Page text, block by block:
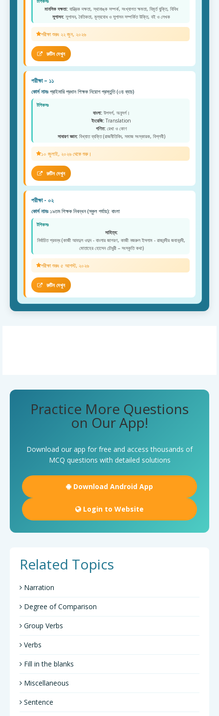
মানসিক দক্ষতা: যান্ত্রিক দক্ষতা, স্থানাঙ্ক সম্পর্ক, সংখ্যাগত ক্ষমতা, বিমূর্ত যুক্তি, বিবিধ
সুশাসন: সুশাসন, নৈতিকতা, মূল্যবোধ ও সুশাসন সম্পর্কিত উক্তি, বই ও লেখক
পরীক্ষা শুরুঃ ২২ জুন, ২০২৬
রুটিন দেখুন
পরীক্ষা – ১১
কোর্স নামঃ প্রাইমারি প্রধান শিক্ষক নিয়োগ প্রস্তুতি (৩য় ব্যাচ)
টপিকসঃ
বাংলা:উপসর্গ, অনুসর্গ।
ইংরেজি: Translation
গণিত:রেখা ও কোণ
সাধারণ জ্ঞান:বিখ্যাত ব্যক্তি (রাজনীতিবিদ, সমাজ সংস্কারক, বিপ্লবী)
১০ জুলাই, ২০২৬ থেকে শুরু।
রুটিন দেখুন
পরীক্ষা - ০২
কোর্স নামঃ ১৯তম শিক্ষক নিবন্ধন (স্কুল পর্যায়): বাংলা
টপিকসঃ
সাহিত্য:
নির্বাচিত প্রবন্ধ (কাজী আবদুল ওদুদ - বাংলার জাগরণ, কাজী নজরুল ইসলাম - রাজবন্দীর জবানবন্দী,
মোতাহের হোসেন চৌধুরী – সংস্কৃতি কথা)
পরীক্ষা শুরুঃ ৫ আগস্ট, ২০২৬
রুটিন দেখুন
Practice More Questions
on Our App!
Download our app for free and access thousands of
MCQ questions with detailed solutions
Download Android App
Login to Website
Related Topics
Narration
Degree of Comparison
Group Verbs
Verbs
Fill in the blanks
Miscellaneous
Sentence